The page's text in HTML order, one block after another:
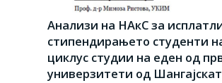
Aнализи на НАкС за
стипендирањето студенти
циклус студии на еден од
универзитети од